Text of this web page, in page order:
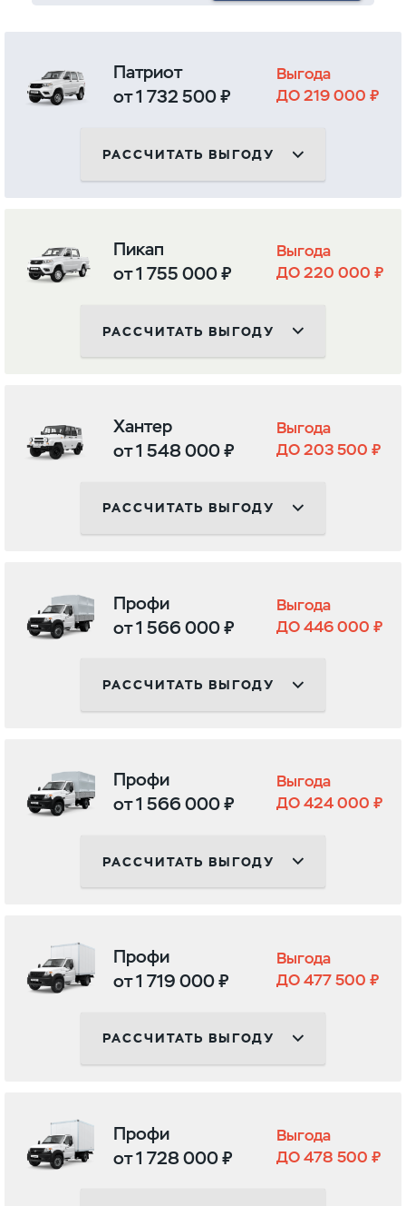
Патриот
от 1 732 500 ₽
Выгода
ДО 219 000 ₽
РАССЧИТАТЬ ВЫГОДУ
Пикап
от 1 755 000 ₽
Выгода
ДО 220 000 ₽
РАССЧИТАТЬ ВЫГОДУ
Хантер
от 1 548 000 ₽
Выгода
ДО 203 500 ₽
РАССЧИТАТЬ ВЫГОДУ
Профи
от 1 566 000 ₽
Выгода
ДО 446 000 ₽
РАССЧИТАТЬ ВЫГОДУ
Профи
от 1 566 000 ₽
Выгода
ДО 424 000 ₽
РАССЧИТАТЬ ВЫГОДУ
Профи
от 1 719 000 ₽
Выгода
ДО 477 500 ₽
РАССЧИТАТЬ ВЫГОДУ
Профи
от 1 728 000 ₽
Выгода
ДО 478 500 ₽